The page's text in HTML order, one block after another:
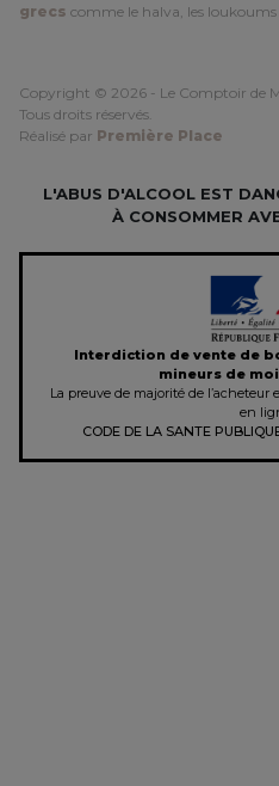
grecs comme le halva, les loukoums
Copyright © 2026 - Le Comptoir de
Tous droits réservés.
Réalisé par Première Place
L'ABUS D'ALCOOL EST
À CONSOMMER
Interdiction de vente de
mineurs de
La preuve de majorité de
en
CODE DE LA SANTE